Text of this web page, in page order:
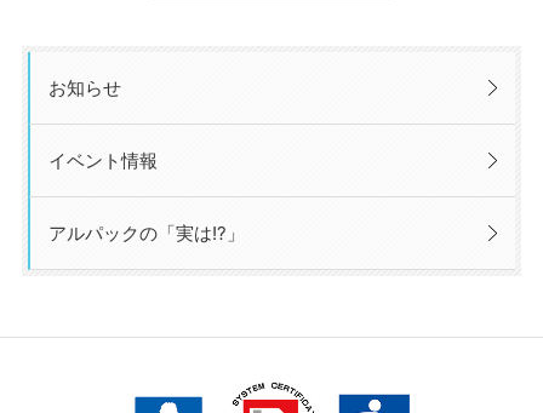
お知らせ
イベント情報
アルパックの「実は!?」